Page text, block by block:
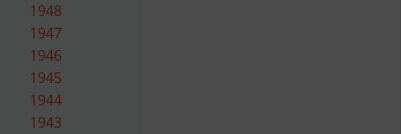
1948
1947
1946
1945
1944
1943